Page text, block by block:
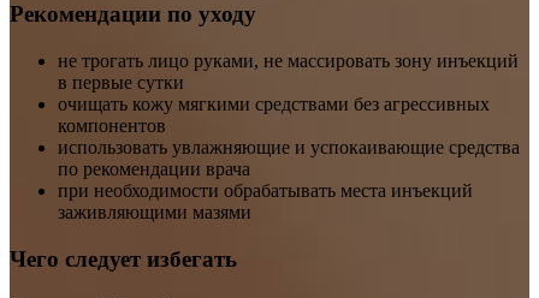
Рекомендации по уходу
не трогать лицо руками, не массировать зону инъекций
в первые сутки
очищать кожу мягкими средствами без агрессивных
компонентов
использовать увлажняющие и успокаивающие средства
по рекомендации врача
при необходимости обрабатывать места инъекций
заживляющими мазями
Чего следует избегать